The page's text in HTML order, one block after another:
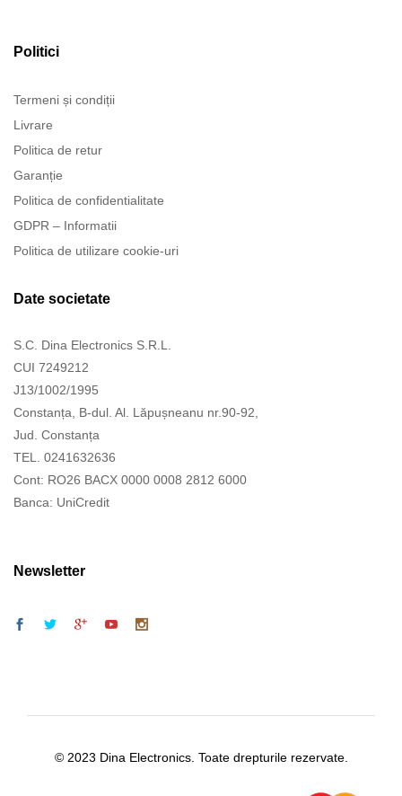
Politici
Termeni și condiții
Livrare
Politica de retur
Garanție
Politica de confidentialitate
GDPR – Informatii
Politica de utilizare cookie-uri
Date societate
S.C. Dina Electronics S.R.L.
CUI 7249212
J13/1002/1995
Constanța, B-dul. Al. Lăpușneanu nr.90-92,
Jud. Constanța
TEL. 0241632636
Cont: RO26 BACX 0000 0008 2812 6000
Banca: UniCredit
Newsletter
© 2023 Dina Electronics. Toate drepturile rezervate.